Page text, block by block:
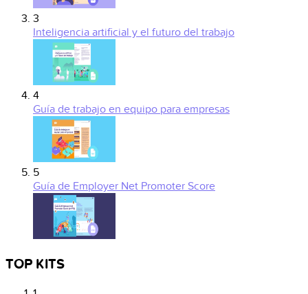
3
Inteligencia artificial y el futuro del trabajo
4
Guía de trabajo en equipo para empresas
5
Guía de Employer Net Promoter Score
TOP KITS